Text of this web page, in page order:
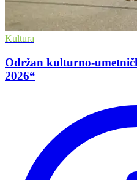
Kultura
Održan kulturno-
2026“